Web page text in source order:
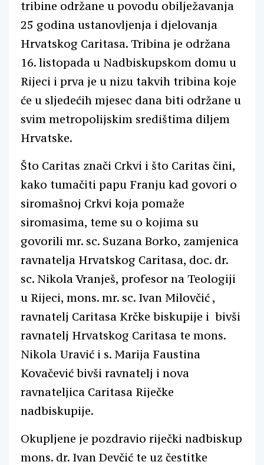
tribine održane u povodu obilježavanja
25 godina ustanovljenja i djelovanja
Hrvatskog Caritasa. Tribina je održana
16. listopada u Nadbiskupskom domu u
Rijeci i prva je u nizu takvih tribina koje
će u sljedećih mjesec dana biti održane u
svim metropolijskim središtima diljem
Hrvatske.
Što Caritas znači Crkvi i što Caritas čini,
kako tumačiti papu Franju kad govori o
siromašnoj Crkvi koja pomaže
siromasima, teme su o kojima su
govorili mr. sc. Suzana Borko, zamjenica
ravnatelja Hrvatskog Caritasa, doc. dr.
sc. Nikola Vranješ, profesor na Teologiji
u Rijeci, mons. mr. sc. Ivan Milovčić ,
ravnatelj Caritasa Krčke biskupije i bivši
ravnatelj Hrvatskog Caritasa te mons.
Nikola Uravić i s. Marija Faustina
Kovačević bivši ravnatelj i nova
ravnateljica Caritasa Riječke
nadbiskupije.
Okupljene je pozdravio riječki nadbiskup
mons. dr. Ivan Devčić te uz čestitke